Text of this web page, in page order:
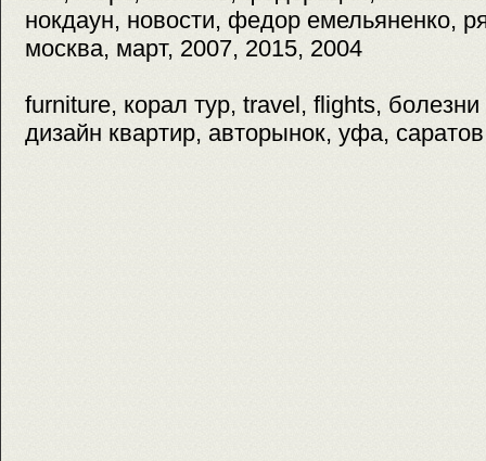
нокдаун, новости, федор емельяненко,
москва, март, 2007, 2015, 2004
furniture, корал тур, travel, flights,
дизайн квартир, авторынок, уфа,